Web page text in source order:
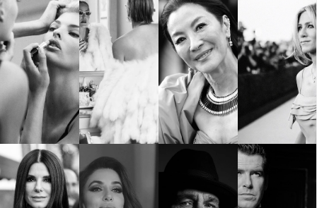
КАТЕГОРИИ
Wine&Dine
Подкасти
ЗА НАС
ползване